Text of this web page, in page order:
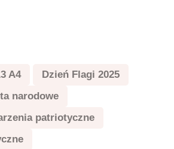
A4
Dzień Flagi 2025
narodowe
patriotyczne